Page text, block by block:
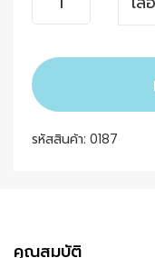
รหัสสินค้า: 0187
คุณสมบัติ